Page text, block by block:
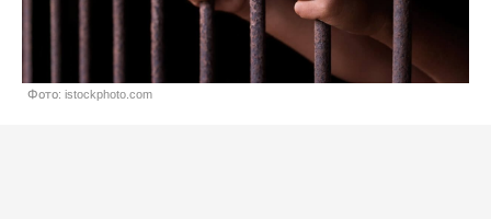
Фото: istockphoto.com